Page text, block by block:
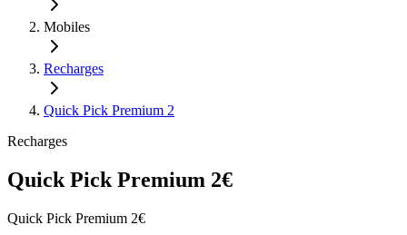
Mobiles
Recharges
Quick Pick Premium 2
Recharges
Quick Pick Premium 2€
Quick Pick Premium 2€